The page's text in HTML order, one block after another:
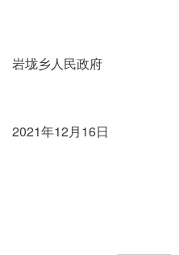
岩垅乡人民政府
2021年12月16日